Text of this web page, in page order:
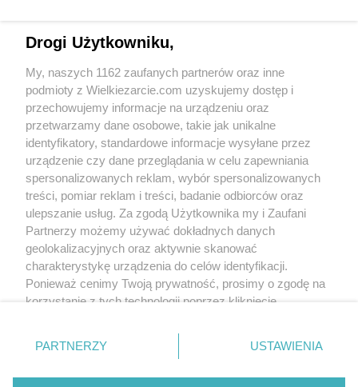
Grupy:
Z szybkowaru
Tagi:
fasola flaki kombu piękny jaś
wodorosty
więcej tagów
Nikt jeszcze nie napisał opinii. Bądź pierwszy!
Drogi Użytkowniku,
My, naszych 1162 zaufanych partnerów oraz inne
podmioty z Wielkiezarcie.com uzyskujemy dostęp i
przechowujemy informacje na urządzeniu oraz
przetwarzamy dane osobowe, takie jak unikalne
identyfikatory, standardowe informacje wysyłane przez
urządzenie czy dane przeglądania w celu zapewniania
spersonalizowanych reklam, wybór spersonalizowanych
treści, pomiar reklam i treści, badanie odbiorców oraz
ulepszanie usług. Za zgodą Użytkownika my i Zaufani
Partnerzy możemy używać dokładnych danych
geolokalizacyjnych oraz aktywnie skanować
charakterystykę urządzenia do celów identyfikacji.
Ponieważ cenimy Twoją prywatność, prosimy o zgodę na
korzystanie z tych technologii poprzez kliknięcie
zmienić/wycofać klikając przycisk ustawień prywatności
znajdujący się w lewym dolnym rogu strony
rodzaje przetwarzania danych nie wymagają zgody
PARTNERZY USTAWIENIA